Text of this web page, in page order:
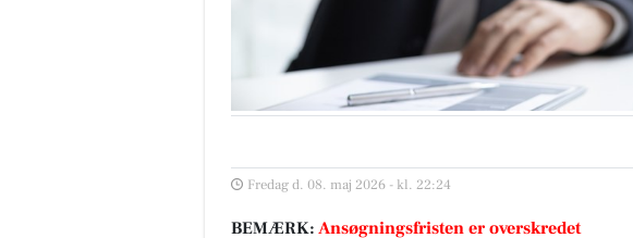
Fredag d. 08. maj 2026 - kl. 22:24
BEMÆRK: Ansøgningsfristen er overskredet